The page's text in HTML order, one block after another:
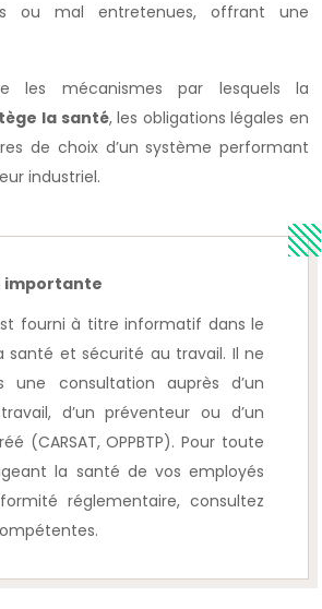
ou mal entretenues, offrant une
les mécanismes par lesquels la
la santé, les obligations légales en
de choix d’un système performant
industriel.
importante
fourni à titre informatif dans le
santé et sécurité au travail. Il ne
une consultation auprès d’un
d’un préventeur ou d’un
(CARSAT, OPPBTP). Pour toute
la santé de vos employés
réglementaire, consultez